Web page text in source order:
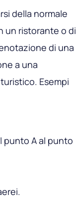
della normale
un ristorante o di
di una
a una
Esempi
punto A al punto